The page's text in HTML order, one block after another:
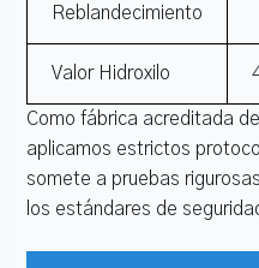
Reblandecimiento
Valor Hidroxilo
Como fábrica acreditada
aplicamos estrictos
somete a pruebas
los estándares de